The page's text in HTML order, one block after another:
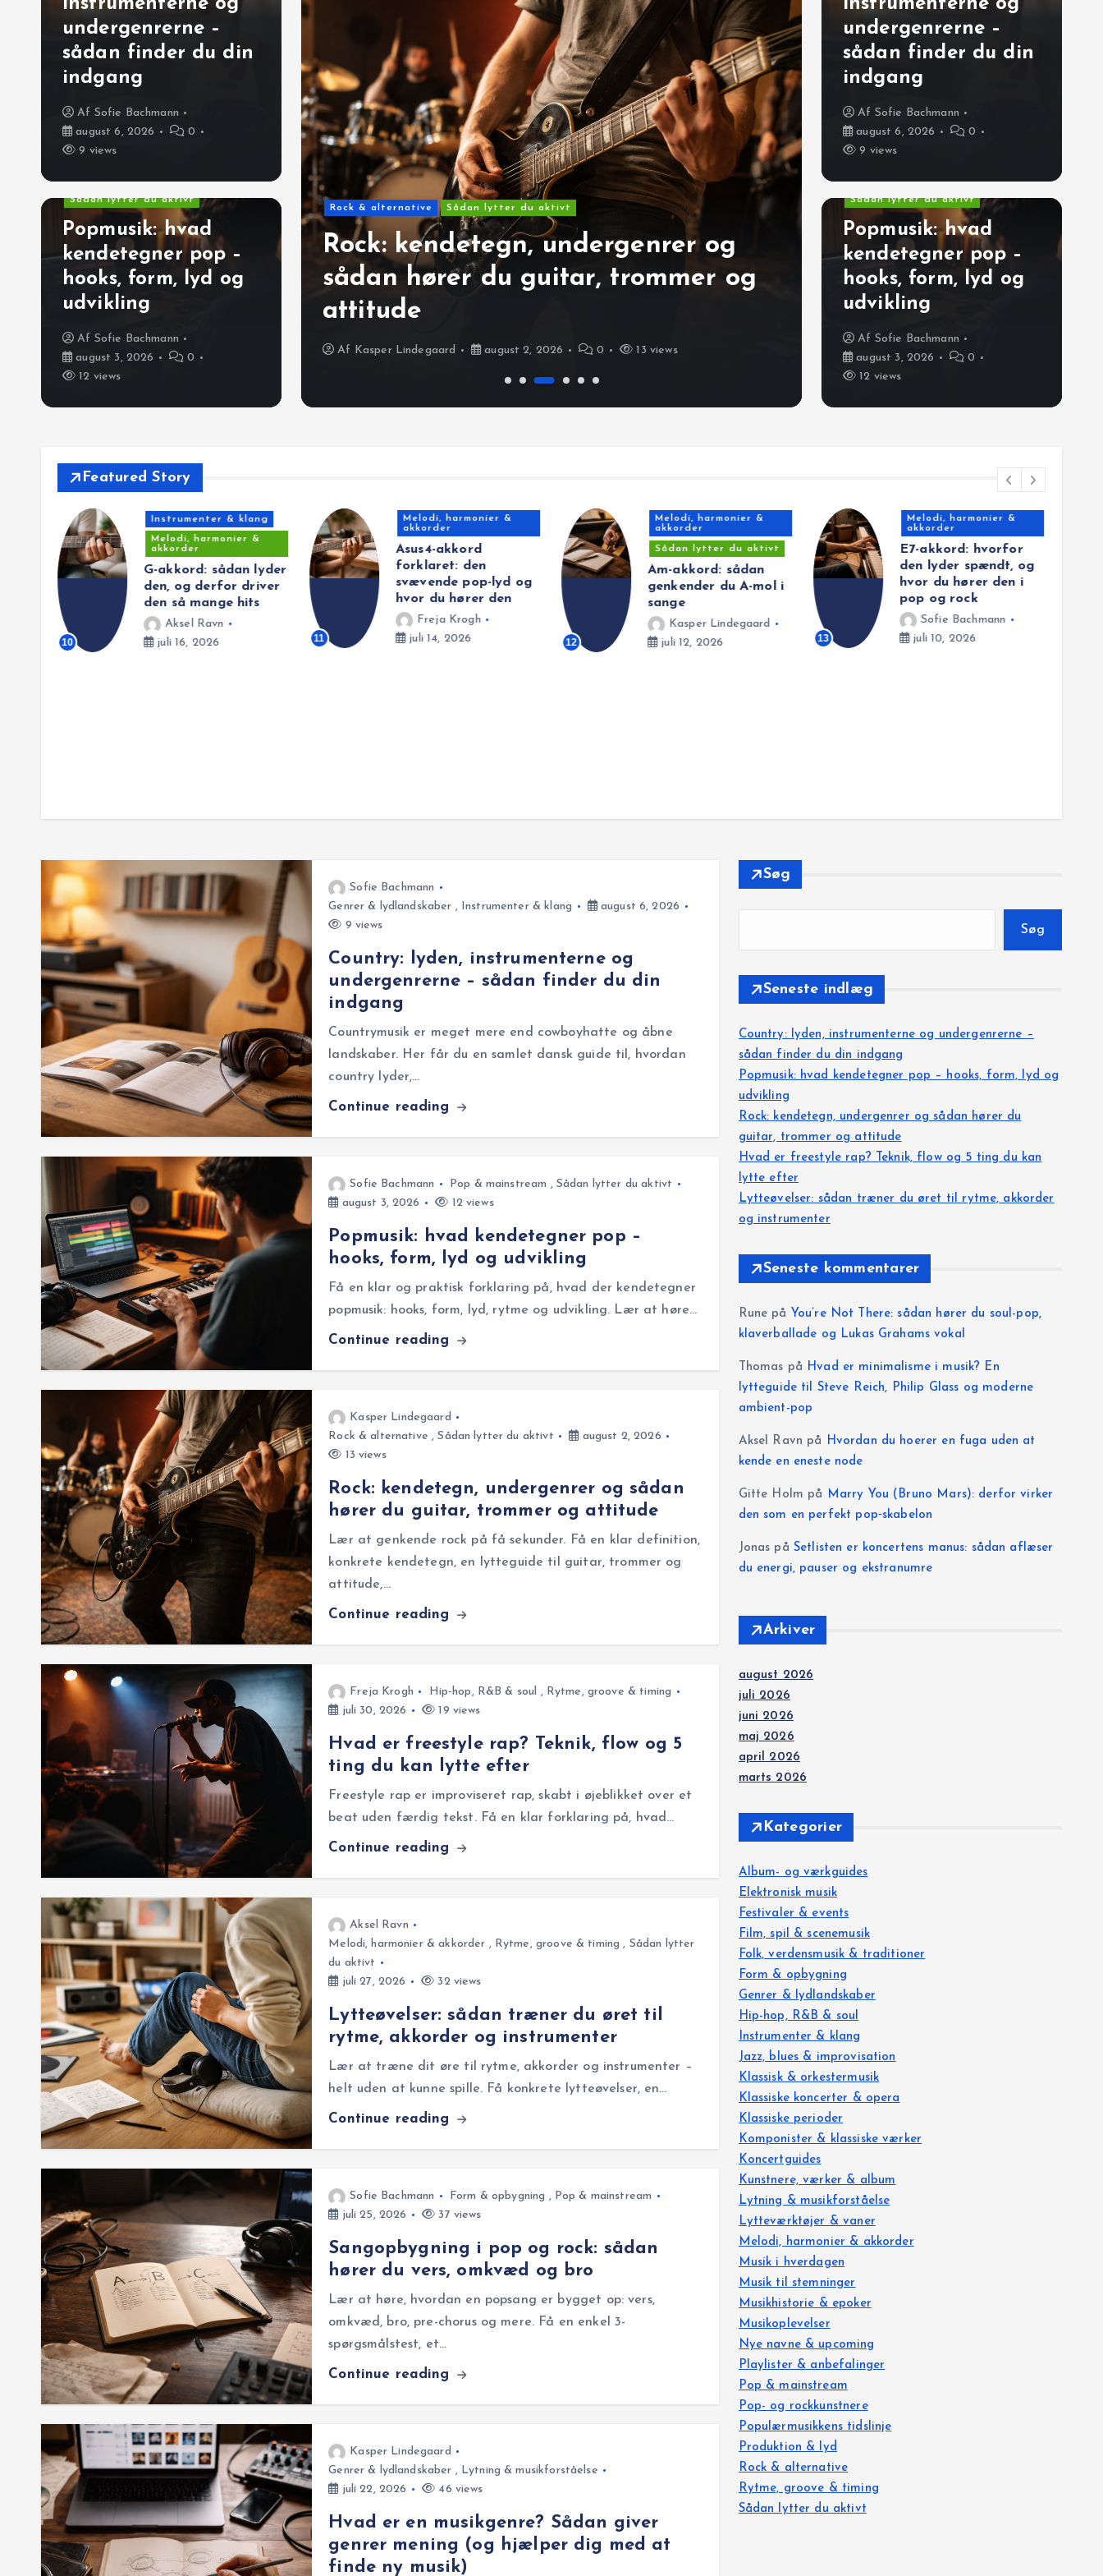
instrumenterne og
undergenrerne –
sådan finder du din
indgang
Af Sofie Bachmann
august 6, 2026
0
9 views
Sådan lytter du aktivt
Popmusik: hvad
kendetegner pop –
hooks, form, lyd og
udvikling
Af Sofie Bachmann
august 3, 2026
0
12 views
kendetegner pop –
og udvikling
12 views
Rock & alternative Sådan lytter du aktivt
Rock: kendetegn, undergenrer og
sådan hører du guitar, trommer og
attitude
Af Kasper Lindegaard august 2, 2026 0 13 views
Hip-hop, R&B & soul Rytme, groove & timing
Hvad er freestyle
og 5 ting du kan
Af Freja Krogh juli 30, 2026
instrumenterne og
undergenrerne –
sådan finder du din
indgang
Af Sofie Bachmann
august 6, 2026
0
9 views
Sådan lytter du aktivt
Popmusik: hvad
kendetegner pop –
hooks, form, lyd og
udvikling
Af Sofie Bachmann
august 3, 2026
0
12 views
Featured Story
10
Instrumenter & klang
Melodi, harmonier &
akkorder
G-akkord: sådan lyder
den, og derfor driver
den så mange hits
Aksel Ravn
juli 16, 2026
11
Melodi, harmonier &
akkorder
Asus4-akkord
forklaret: den
svævende pop-lyd og
hvor du hører den
Freja Krogh
juli 14, 2026
12
Melodi, harmonier &
akkorder
Sådan lytter du aktivt
Am-akkord: sådan
genkender du A-mol i
sange
Kasper Lindegaard
juli 12, 2026
13
Melodi, harmonier &
akkorder
E7-akkord: hvorfor
den lyder spændt, og
hvor du hører den i
pop og rock
Sofie Bachmann
juli 10, 2026
Sofie Bachmann
Genrer & lydlandskaber , Instrumenter & klang
august 6, 2026
9 views
Country: lyden, instrumenterne og
undergenrerne – sådan finder du din
indgang
Countrymusik er meget mere end cowboyhatte og åbne
landskaber. Her får du en samlet dansk guide til, hvordan
country lyder,…
Continue reading
Sofie Bachmann Pop & mainstream , Sådan lytter du aktivt
august 3, 2026
12 views
Popmusik: hvad kendetegner pop –
hooks, form, lyd og udvikling
Få en klar og praktisk forklaring på, hvad der kendetegner
popmusik: hooks, form, lyd, rytme og udvikling. Lær at høre…
Continue reading
Kasper Lindegaard
Rock & alternative ,Sådan lytter du aktivt
august 2, 2026
13 views
Rock: kendetegn, undergenrer og sådan
hører du guitar, trommer og attitude
Lær at genkende rock på få sekunder. Få en klar definition,
konkrete kendetegn, en lytteguide til guitar, trommer og
attitude,…
Continue reading
Freja Krogh Hip-hop, R&B & soul , Rytme, groove & timing
juli 30, 2026
19 views
Hvad er freestyle rap? Teknik, flow og 5
ting du kan lytte efter
Freestyle rap er improviseret rap, skabt i øjeblikket over et
beat uden færdig tekst. Få en klar forklaring på, hvad…
Continue reading
Aksel Ravn
Melodi, harmonier & akkorder , Rytme, groove & timing , Sådan lytter
du aktivt
juli 27, 2026
32 views
Lytteøvelser: sådan træner du øret til
rytme, akkorder og instrumenter
Lær at træne dit øre til rytme, akkorder og instrumenter –
helt uden at kunne spille. Få konkrete lytteøvelser, en…
Continue reading
Sofie Bachmann Form & opbygning , Pop & mainstream
juli 25, 2026
37 views
Sangopbygning i pop og rock: sådan
hører du vers, omkvæd og bro
Lær at høre, hvordan en popsang er bygget op: vers,
omkvæd, bro, pre-chorus og mere. Få en enkel 3-
spørgsmålstest, et…
Continue reading
Kasper Lindegaard
Genrer & lydlandskaber , Lytning & musikforståelse
juli 22, 2026
46 views
Hvad er en musikgenre? Sådan giver
genrer mening (og hjælper dig med at
finde ny musik)
Søg
Søg
Seneste indlæg
Country: lyden, instrumenterne og undergenrerne –
sådan finder du din indgang
Popmusik: hvad kendetegner pop – hooks, form, lyd og
udvikling
Rock: kendetegn, undergenrer og sådan hører du
guitar, trommer og attitude
Hvad er freestyle rap? Teknik, flow og 5 ting du kan
lytte efter
Lytteøvelser: sådan træner du øret til rytme, akkorder
og instrumenter
Seneste kommentarer
Rune på You’re Not There: sådan hører du soul-pop,
klaverballade og Lukas Grahams vokal
Thomas på Hvad er minimalisme i musik? En
lytteguide til Steve Reich, Philip Glass og moderne
ambient-pop
Aksel Ravn på Hvordan du hoerer en fuga uden at
kende en eneste node
Gitte Holm på Marry You (Bruno Mars): derfor virker
den som en perfekt pop‑skabelon
Jonas på Setlisten er koncertens manus: sådan aflæser
du energi, pauser og ekstranumre
Arkiver
august 2026
juli 2026
juni 2026
maj 2026
april 2026
marts 2026
Kategorier
Album- og værkguides
Elektronisk musik
Festivaler & events
Film, spil & scenemusik
Folk, verdensmusik & traditioner
Form & opbygning
Genrer & lydlandskaber
Hip-hop, R&B & soul
Instrumenter & klang
Jazz, blues & improvisation
Klassisk & orkestermusik
Klassiske koncerter & opera
Klassiske perioder
Komponister & klassiske værker
Koncertguides
Kunstnere, værker & album
Lytning & musikforståelse
Lytteværktøjer & vaner
Melodi, harmonier & akkorder
Musik i hverdagen
Musik til stemninger
Musikhistorie & epoker
Musikoplevelser
Nye navne & upcoming
Playlister & anbefalinger
Pop & mainstream
Pop- og rockkunstnere
Populærmusikkens tidslinje
Produktion & lyd
Rock & alternative
Rytme, groove & timing
Sådan lytter du aktivt